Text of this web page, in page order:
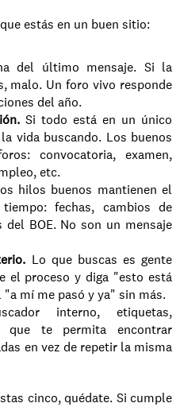
estás en un buen sitio:
del último mensaje. Si la
malo. Un foro vivo responde
del año.
Si todo está en un único
vida buscando. Los buenos
convocatoria, examen,
etc.
hilos buenos mantienen el
fechas, cambios de
BOE. No son un mensaje
Lo que buscas es gente
el proceso y diga "esto está
mí me pasó y ya" sin más.
interno, etiquetas,
que te permita encontrar
en vez de repetir la misma
cinco, quédate. Si cumple